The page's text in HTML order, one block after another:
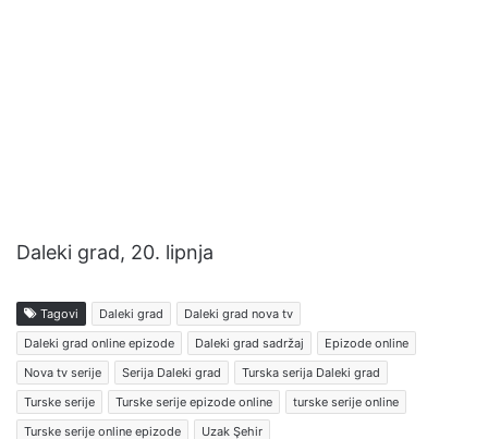
Daleki grad, 20. lipnja
Tagovi Daleki grad
Daleki grad nova tv
Daleki grad online epizode
Daleki grad sadržaj
Epizode online
Nova tv serije
Serija Daleki grad
Turska serija Daleki grad
Turske serije
Turske serije epizode online
turske serije online
Turske serije online epizode
Uzak Şehir